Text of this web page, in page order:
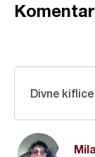
Divne kiflice